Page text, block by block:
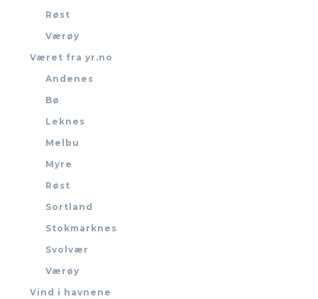
Røst
Værøy
Været fra yr.no
Andenes
Bø
Leknes
Melbu
Myre
Røst
Sortland
Stokmarknes
Svolvær
Værøy
Vind i havnene